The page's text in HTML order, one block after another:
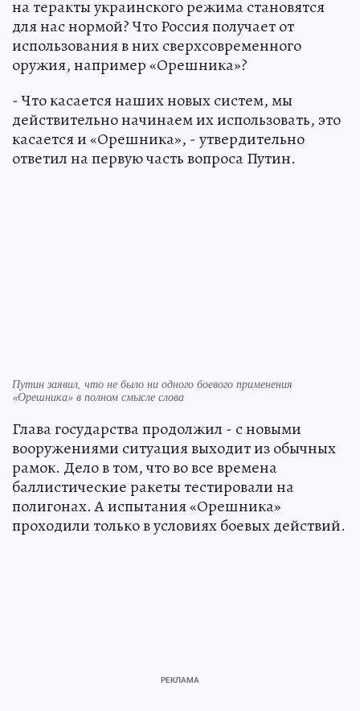
на теракты украинского режима становятся
для нас нормой? Что Россия получает от
использования в них сверхсовременного
оружия, например «Орешника»?
- Что касается наших новых систем, мы
действительно начинаем их использовать, это
касается и «Орешника», - утвердительно
ответил на первую часть вопроса Путин.
Путин заявил, что не было ни одного боевого применения
«Орешника» в полном смысле слова
Глава государства продолжил - с новыми
вооружениями ситуация выходит из обычных
рамок. Дело в том, что во все времена
баллистические ракеты тестировали на
полигонах. А испытания «Орешника»
проходили только в условиях боевых действий.